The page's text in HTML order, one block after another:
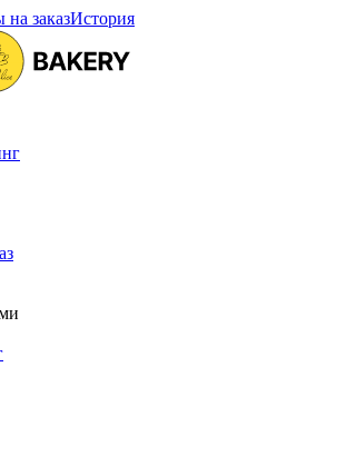
на заказИстория